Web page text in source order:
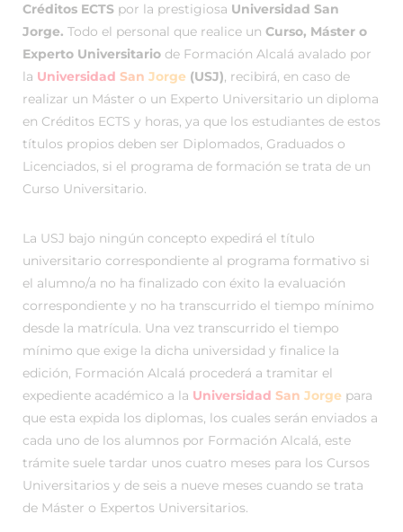
Créditos ECTS por la prestigiosa Universidad San
Jorge. Todo el personal que realice un Curso, Máster o
Experto Universitario de Formación Alcalá avalado por
la Universidad San Jorge (USJ), recibirá, en caso de
realizar un Máster o un Experto Universitario un diploma
en Créditos ECTS y horas, ya que los estudiantes de estos
títulos propios deben ser Diplomados, Graduados o
Licenciados, si el programa de formación se trata de un
Curso Universitario.
La USJ bajo ningún concepto expedirá el título
universitario correspondiente al programa formativo si
el alumno/a no ha finalizado con éxito la evaluación
correspondiente y no ha transcurrido el tiempo mínimo
desde la matrícula. Una vez transcurrido el tiempo
mínimo que exige la dicha universidad y finalice la
edición, Formación Alcalá procederá a tramitar el
expediente académico a la Universidad San Jorge para
que esta expida los diplomas, los cuales serán enviados a
cada uno de los alumnos por Formación Alcalá, este
trámite suele tardar unos cuatro meses para los Cursos
Universitarios y de seis a nueve meses cuando se trata
de Máster o Expertos Universitarios.